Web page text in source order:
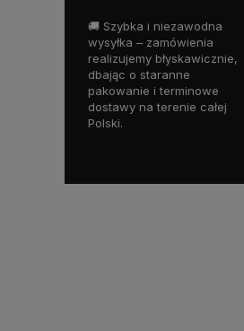
🚚 Szybka i niezawodna
wysyłka – zamówienia
realizujemy błyskawicznie,
dbając o staranne
pakowanie i terminowe
dostawy na terenie całej
Polski.